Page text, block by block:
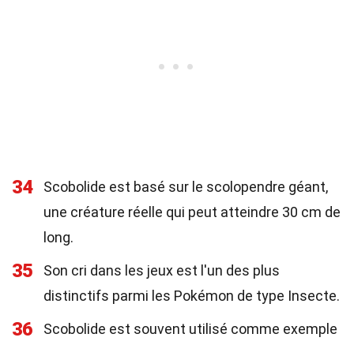
34
Scobolide est basé sur le scolopendre géant,
une créature réelle qui peut atteindre 30 cm de
long.
35
Son cri dans les jeux est l'un des plus
distinctifs parmi les Pokémon de type Insecte.
36
Scobolide est souvent utilisé comme exemple